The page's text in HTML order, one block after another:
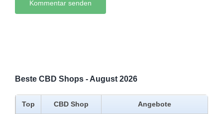
Beste CBD Shops - August 2026
Top CBD Shop Angebote